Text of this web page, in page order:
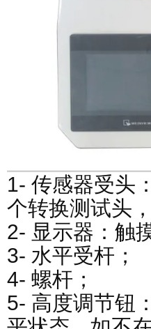
1- 传感器受头
个转换测试头
2- 显示器：触
3- 水平受杆；
4- 螺杆；
5- 高度调节钮